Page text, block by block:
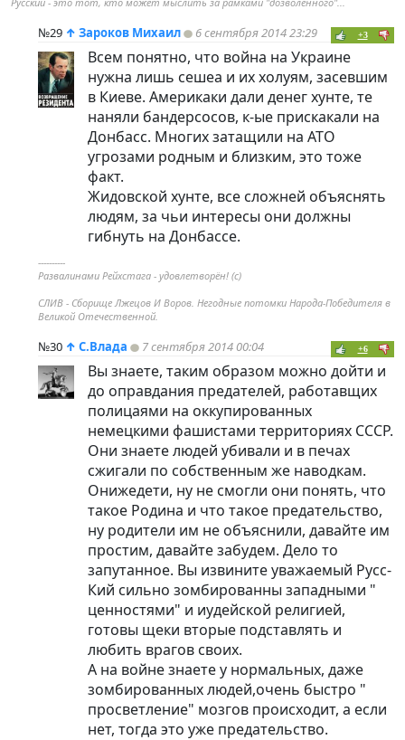
№29 ↑ Зароков Михаил 6 сентября 2014 23:29 +3
Всем понятно, что война на Украине
нужна лишь сешеа и их холуям, засевшим
в Киеве. Америкаки дали денег хунте, те
наняли бандерсосов, к-ые прискакали на
Донбасс. Многих затащили на АТО
угрозами родным и близким, это тоже
факт.
Жидовской хунте, все сложней объяснять
людям, за чьи интересы они должны
гибнуть на Донбассе.
----------
Развалинами Рейхстага - удовлетворён! (с)
СЛИВ - Сборище Лжецов И Воров. Негодные потомки Народа-Победителя в
Великой Отечественной.
№30 ↑ С.Влада 7 сентября 2014 00:04 +6
Вы знаете, таким образом можно дойти и
до оправдания предателей, работавщих
полицаями на оккупированных
немецкими фашистами территориях СССР.
Они знаете людей убивали и в печах
сжигали по собственным же наводкам.
Онижедети, ну не смогли они понять, что
такое Родина и что такое предательство,
ну родители им не объяснили, давайте им
простим, давайте забудем. Дело то
запутанное. Вы извините уважаемый Русс-
Кий сильно зомбированны западными "
ценностями" и иудейской религией,
готовы щеки вторые подставлять и
любить врагов своих.
А на войне знаете у нормальных, даже
зомбированных людей,очень быстро "
просветление" мозгов происходит, а если
нет, тогда это уже предательство.